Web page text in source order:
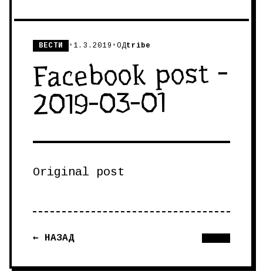
ВЕСТИ • 1.3.2019 •ОДtribe
Facebook post -
2019-03-01
Original post
← НАЗАД